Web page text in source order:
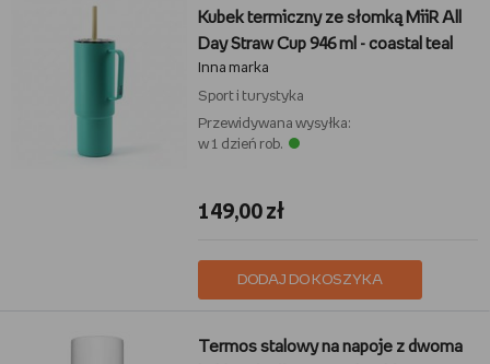
Kubek termiczny ze słomką MiiR All
Day Straw Cup 946 ml - coastal teal
Inna marka
Sport i turystyka
Przewidywana wysyłka:
w 1 dzień rob.
149,00 zł
DODAJ DO KOSZYKA
Termos stalowy na napoje z dwoma